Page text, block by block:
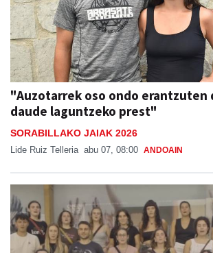
"Auzotarrek oso ondo
daude laguntzeko prest"
SORABILLAKO JAIAK 2026
Lide Ruiz Telleria abu 07, 08:00 ANDOAIN